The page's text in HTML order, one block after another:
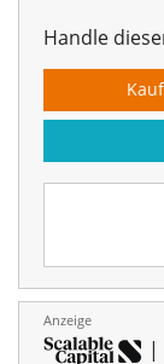
Handle
Anzeige
|